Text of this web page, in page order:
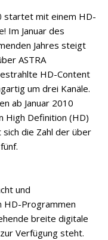
startet mit einem HD-
Im Januar des
Jahres steigt
ASTRA
HD-Content
um drei Kanäle.
ab Januar 2010
High Definition (HD)
die Zahl der über
und
HD-Programmen
breite digitale
Verfügung steht.